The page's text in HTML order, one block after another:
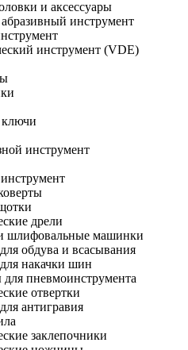
и аксессуары
инструмент
инструмент (VDE)
ключи
инструмент
дрели
шлифовальные машинки
обдува и всасывания
накачки шин
для пневмоинструмента
отвертки
антигравия
заклепочники